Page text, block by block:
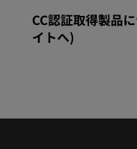
CC認証取得製品
イトへ)